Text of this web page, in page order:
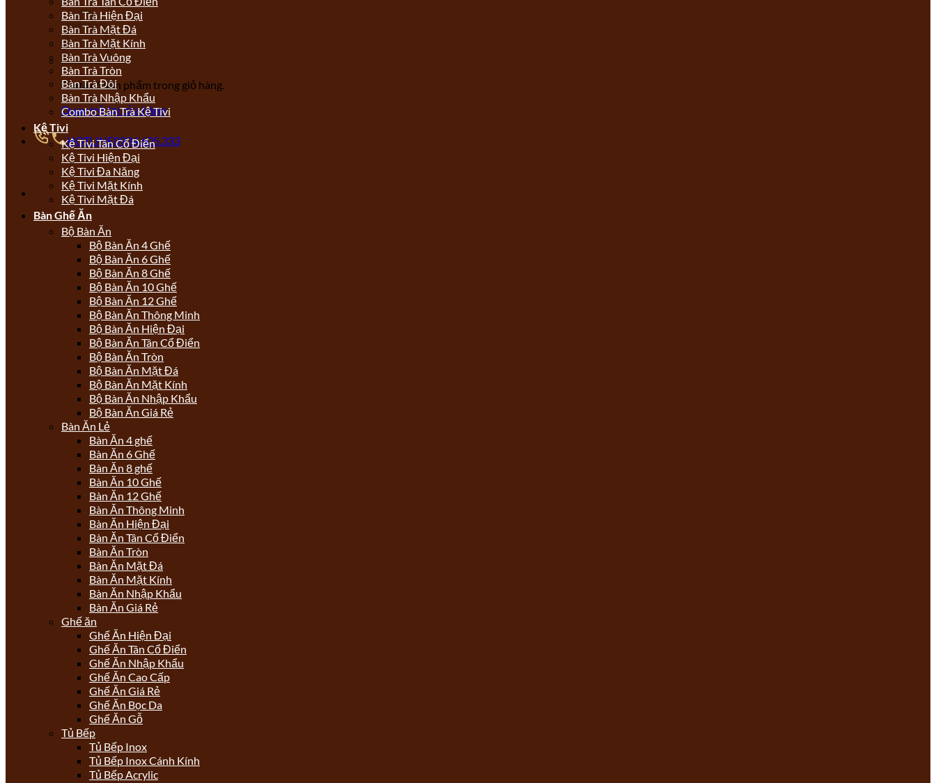
Chưa có sản phẩm trong giỏ hàng.
Quay trở lại cửa hàng
HOTLINE0934.605.333
Bàn Trà Hiện Đại
Bàn Trà Mặt Đá
Bàn Trà Mặt Kính
Bàn Trà Vuông
Bàn Trà Tròn
Bàn Trà Đôi
Bàn Trà Nhập Khẩu
Combo Bàn Trà Kệ Tivi
Kệ Tivi
Kệ Tivi Tân Cổ Điển
Kệ Tivi Hiện Đại
Kệ Tivi Đa Năng
Kệ Tivi Mặt Kính
Kệ Tivi Mặt Đá
Bàn Ghế Ăn
Bộ Bàn Ăn
Bộ Bàn Ăn 4 Ghế
Bộ Bàn Ăn 6 Ghế
Bộ Bàn Ăn 8 Ghế
Bộ Bàn Ăn 10 Ghế
Bộ Bàn Ăn 12 Ghế
Bộ Bàn Ăn Thông Minh
Bộ Bàn Ăn Hiện Đại
Bộ Bàn Ăn Tân Cổ Điển
Bộ Bàn Ăn Tròn
Bộ Bàn Ăn Mặt Đá
Bộ Bàn Ăn Mặt Kính
Bộ Bàn Ăn Nhập Khẩu
Bộ Bàn Ăn Giá Rẻ
Bàn Ăn Lẻ
Bàn Ăn 4 ghế
Bàn Ăn 6 Ghế
Bàn Ăn 8 ghế
Bàn Ăn 10 Ghế
Bàn Ăn 12 Ghế
Bàn Ăn Thông Minh
Bàn Ăn Hiện Đại
Bàn Ăn Tân Cổ Điển
Bàn Ăn Tròn
Bàn Ăn Mặt Đá
Bàn Ăn Mặt Kính
Bàn Ăn Nhập Khẩu
Bàn Ăn Giá Rẻ
Ghế ăn
Ghế Ăn Hiện Đại
Ghế Ăn Tân Cổ Điển
Ghế Ăn Nhập Khẩu
Ghế Ăn Cao Cấp
Ghế Ăn Giá Rẻ
Ghế Ăn Bọc Da
Ghế Ăn Gỗ
Tủ Bếp
Tủ Bếp Inox
Tủ Bếp Inox Cánh Kính
Tủ Bếp Acrylic